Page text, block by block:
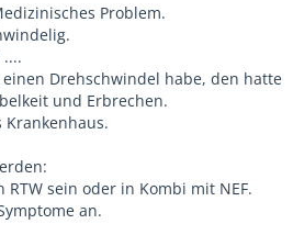
Problem.
Drehschwindel habe, den hatte
und Erbrechen.
RTW sein oder in Kombi mit NEF.
an.